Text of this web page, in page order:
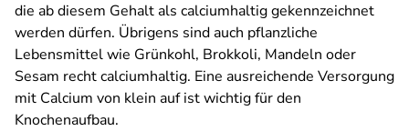
die ab diesem Gehalt als calciumhaltig gekennzeichnet
werden dürfen. Übrigens sind auch pflanzliche
Lebensmittel wie Grünkohl, Brokkoli, Mandeln oder
Sesam recht calciumhaltig. Eine ausreichende Versorgung
mit Calcium von klein auf ist wichtig für den
Knochenaufbau.